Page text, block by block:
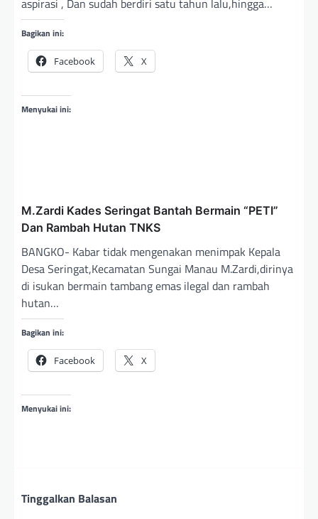
aspirasi , Dan sudah berdiri satu tahun lalu,hingga…
Bagikan ini:
Facebook X
Menyukai ini:
M.Zardi Kades Seringat Bantah Bermain “PETI”
Dan Rambah Hutan TNKS
BANGKO- Kabar tidak mengenakan menimpak Kepala
Desa Seringat,Kecamatan Sungai Manau M.Zardi,dirinya
di isukan bermain tambang emas ilegal dan rambah
hutan…
Bagikan ini:
Facebook X
Menyukai ini:
Tinggalkan Balasan